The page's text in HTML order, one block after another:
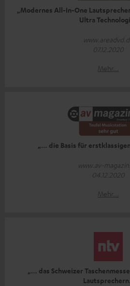
„Modernes All-In-One
Ultra
07.12.2020
Mehr...
„… die Basis für
www.av-
04.12.2020
Mehr...
„… das Schweizer